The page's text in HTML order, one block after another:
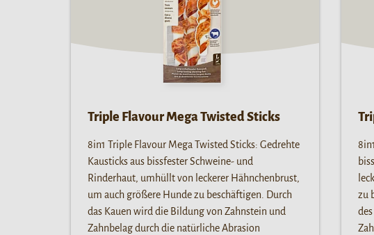
Triple Flavour Mega Twisted Sticks
8in1 Triple Flavour Mega Twisted Sticks: Gedrehte
Kausticks aus bissfester Schweine- und
Rinderhaut, umhüllt von leckerer Hähnchenbrust,
um auch größere Hunde zu beschäftigen. Durch
das Kauen wird die Bildung von Zahnstein und
Zahnbelag durch die natürliche Abrasion
zu